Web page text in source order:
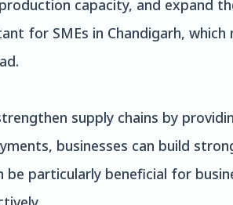
capacity, and expand
for SMEs in Chandigarh,
supply chains by
businesses can build
particularly beneficial for